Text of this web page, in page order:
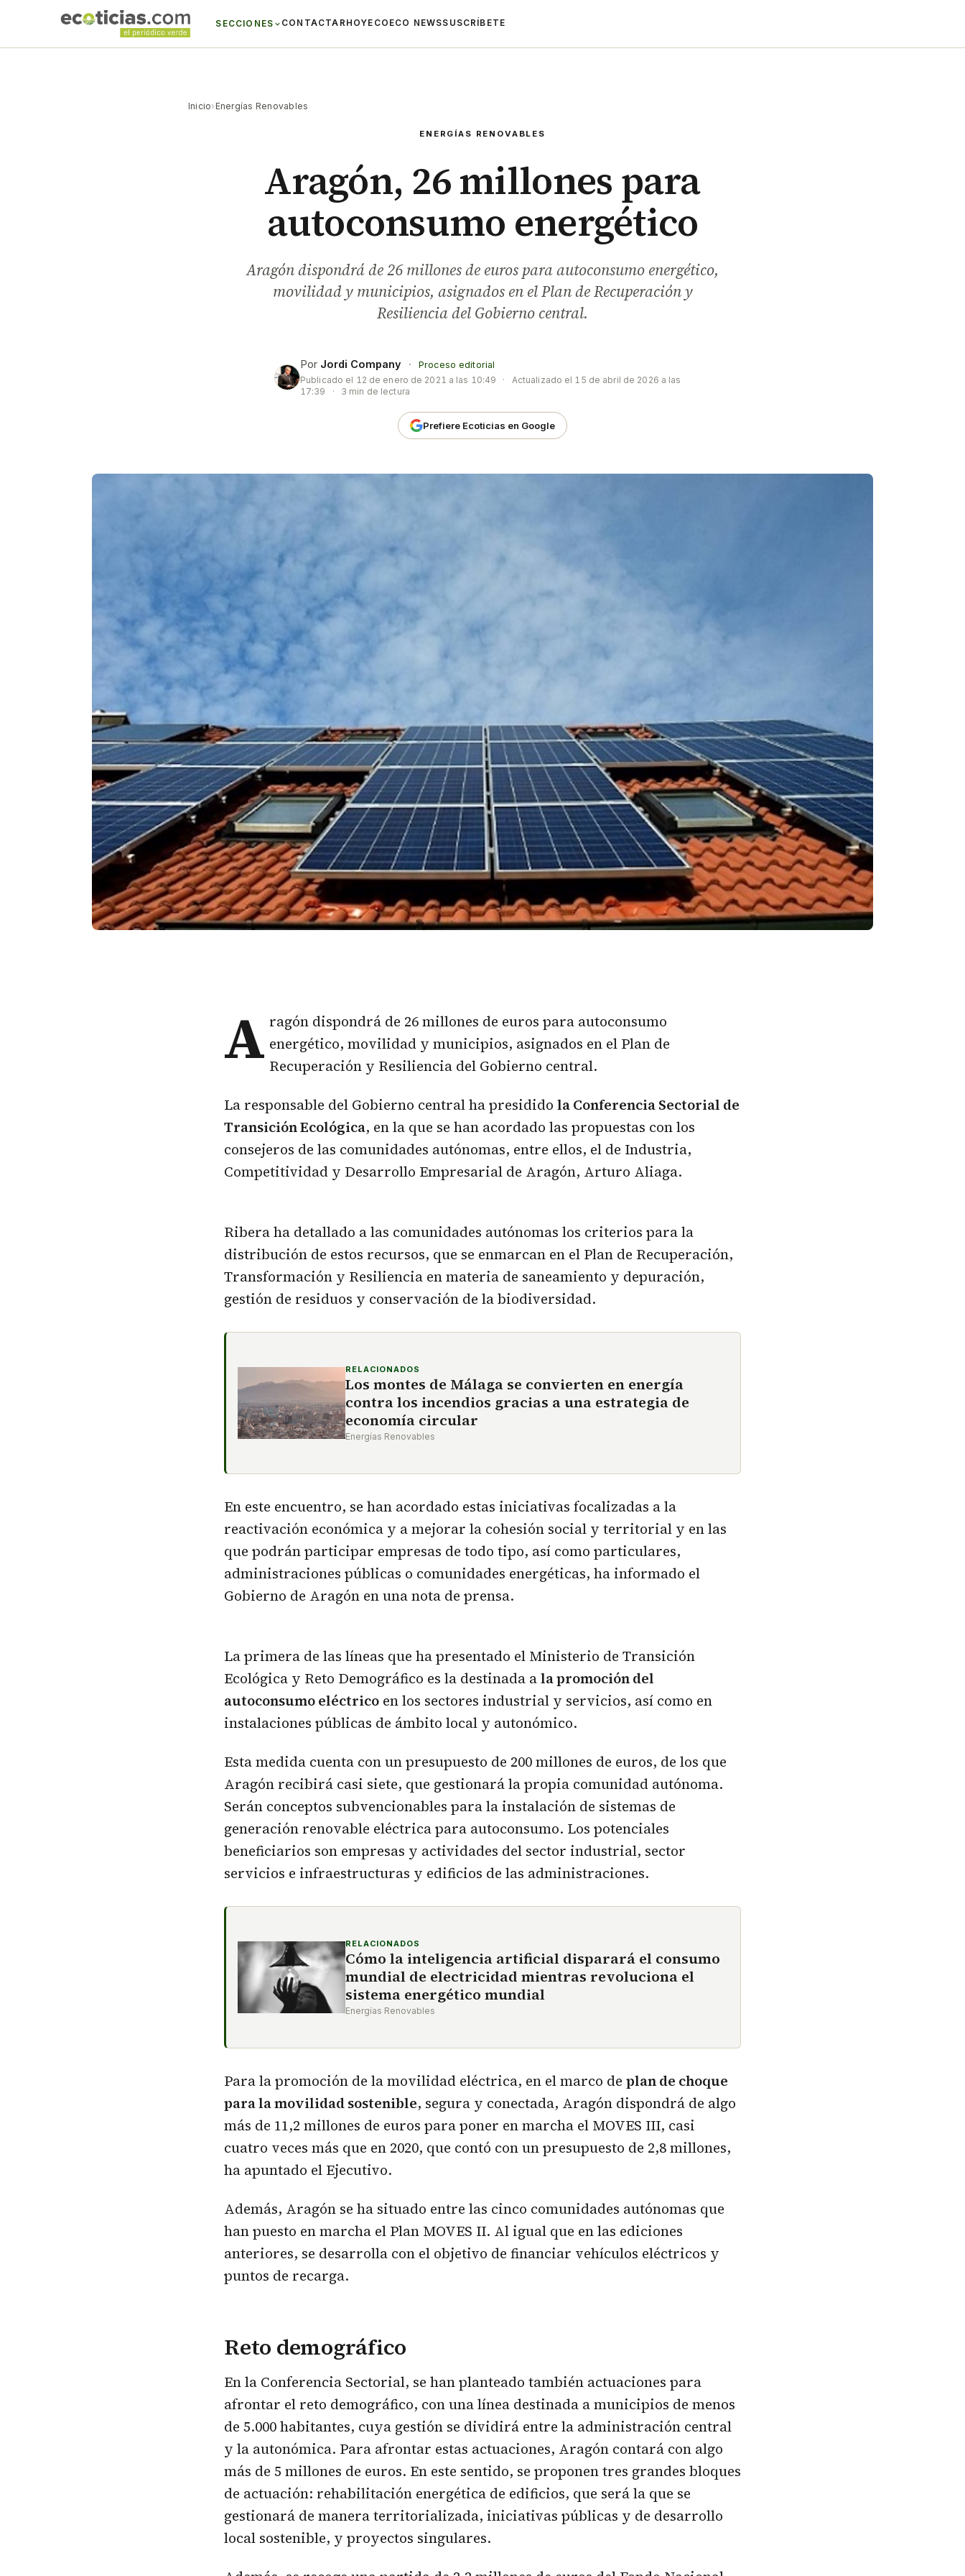
SECCIONES CONTACTAR HOYECO ECO NEWSSUSCRÍBETE
Inicio› Energías Renovables
ENERGÍAS RENOVABLES
Aragón, 26 millones para
autoconsumo energético
Aragón dispondrá de 26 millones de euros para autoconsumo energético,
movilidad y municipios, asignados en el Plan de Recuperación y
Resiliencia del Gobierno central.
Por Jordi Company ·
Proceso editorial
Publicado el 12 de enero de 2021 a las 10:49 · Actualizado el 15 de abril de 2026 a las
17:39
· 3 min de lectura
Prefiere Ecoticias en Google
A ragón dispondrá de 26 millones de euros para autoconsumo
energético, movilidad y municipios, asignados en el Plan de
Recuperación y Resiliencia del Gobierno central.
La responsable del Gobierno central ha presidido la Conferencia Sectorial de
Transición Ecológica, en la que se han acordado las propuestas con los
consejeros de las comunidades autónomas, entre ellos, el de Industria,
Competitividad y Desarrollo Empresarial de Aragón, Arturo Aliaga.
Ribera ha detallado a las comunidades autónomas los criterios para la
distribución de estos recursos, que se enmarcan en el Plan de Recuperación,
Transformación y Resiliencia en materia de saneamiento y depuración,
gestión de residuos y conservación de la biodiversidad.
RELACIONADOS
Los montes de Málaga se convierten en energía
contra los incendios gracias a una estrategia de
economía circular
Energías Renovables
En este encuentro, se han acordado estas iniciativas focalizadas a la
reactivación económica y a mejorar la cohesión social y territorial y en las
que podrán participar empresas de todo tipo, así como particulares,
administraciones públicas o comunidades energéticas, ha informado el
Gobierno de Aragón en una nota de prensa.
La primera de las líneas que ha presentado el Ministerio de Transición
Ecológica y Reto Demográfico es la destinada ala promoción del
autoconsumo eléctrico en los sectores industrial y servicios, así como en
instalaciones públicas de ámbito local y autonómico.
Esta medida cuenta con un presupuesto de 200 millones de euros, de los que
Aragón recibirá casi siete, que gestionará la propia comunidad autónoma.
Serán conceptos subvencionables para la instalación de sistemas de
generación renovable eléctrica para autoconsumo. Los potenciales
beneficiarios son empresas y actividades del sector industrial, sector
servicios e infraestructuras y edificios de las administraciones.
RELACIONADOS
Cómo la inteligencia artificial disparará el consumo
mundial de electricidad mientras revoluciona el
sistema energético mundial
Energías Renovables
Para la promoción de la movilidad eléctrica, en el marco de plan de choque
para la movilidad sostenible, segura y conectada, Aragón dispondrá de algo
más de 11,2 millones de euros para poner en marcha el MOVES III, casi
cuatro veces más que en 2020, que contó con un presupuesto de 2,8 millones,
ha apuntado el Ejecutivo.
Además, Aragón se ha situado entre las cinco comunidades autónomas que
han puesto en marcha el Plan MOVES II. Al igual que en las ediciones
anteriores, se desarrolla con el objetivo de financiar vehículos eléctricos y
puntos de recarga.
Reto demográfico
En la Conferencia Sectorial, se han planteado también actuaciones para
afrontar el reto demográfico, con una línea destinada a municipios de menos
de 5.000 habitantes, cuya gestión se dividirá entre la administración central
y la autonómica. Para afrontar estas actuaciones, Aragón contará con algo
más de 5 millones de euros. En este sentido, se proponen tres grandes bloques
de actuación: rehabilitación energética de edificios, que será la que se
gestionará de manera territorializada, iniciativas públicas y de desarrollo
local sostenible, y proyectos singulares.